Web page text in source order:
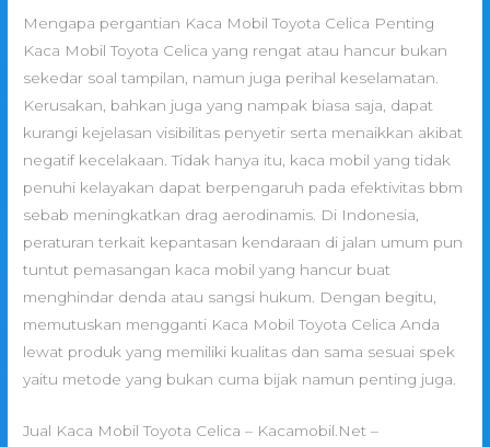
Mengapa pergantian Kaca Mobil Toyota Celica Penting
Kaca Mobil Toyota Celica yang rengat atau hancur bukan
sekedar soal tampilan, namun juga perihal keselamatan.
Kerusakan, bahkan juga yang nampak biasa saja, dapat
kurangi kejelasan visibilitas penyetir serta menaikkan akibat
negatif kecelakaan. Tidak hanya itu, kaca mobil yang tidak
penuhi kelayakan dapat berpengaruh pada efektivitas bbm
sebab meningkatkan drag aerodinamis. Di Indonesia,
peraturan terkait kepantasan kendaraan di jalan umum pun
tuntut pemasangan kaca mobil yang hancur buat
menghindar denda atau sangsi hukum. Dengan begitu,
memutuskan mengganti Kaca Mobil Toyota Celica Anda
lewat produk yang memiliki kualitas dan sama sesuai spek
yaitu metode yang bukan cuma bijak namun penting juga.
Jual Kaca Mobil Toyota Celica – Kacamobil.Net –